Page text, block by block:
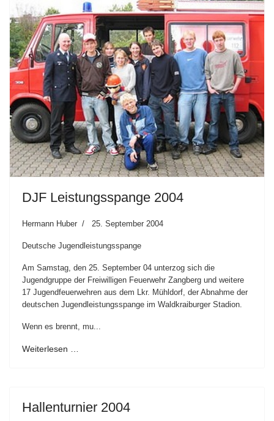
DJF Leistungsspange 2004
Hermann Huber 25. September 2004
Deutsche Jugendleistungsspange
Am Samstag, den 25. September 04 unterzog sich die
Jugendgruppe der Freiwilligen Feuerwehr Zangberg und weitere
17 Jugendfeuerwehren aus dem Lkr. Mühldorf, der Abnahme der
deutschen Jugendleistungsspange im Waldkraiburger Stadion.
Wenn es brennt, mu...
Weiterlesen …
Hallenturnier 2004